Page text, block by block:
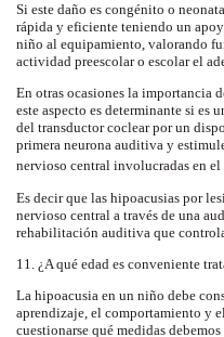
Si este daño es congénito o
rápida y eficiente teniendo un
niño al equipamiento, valorando
actividad preescolar o escolar el
En otras ocasiones la importancia
este aspecto es determinante si es
del transductor coclear por un
primera neurona auditiva y
nervioso central involucradas en
Es decir que las hipoacusias por
nervioso central a través de una
rehabilitación auditiva que
11. ¿A qué edad es conveniente
La hipoacusia en un niño debe
aprendizaje, el comportamiento y
cuestionarse qué medidas